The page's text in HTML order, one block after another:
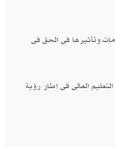
وتأثيرها فى الحق فى
العالى فى إطار رؤية